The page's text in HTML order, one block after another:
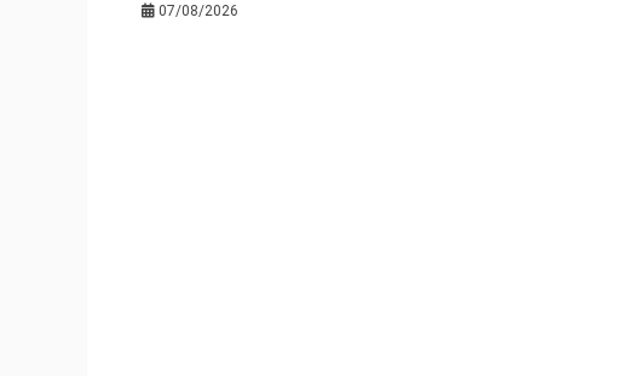
07/08/2026